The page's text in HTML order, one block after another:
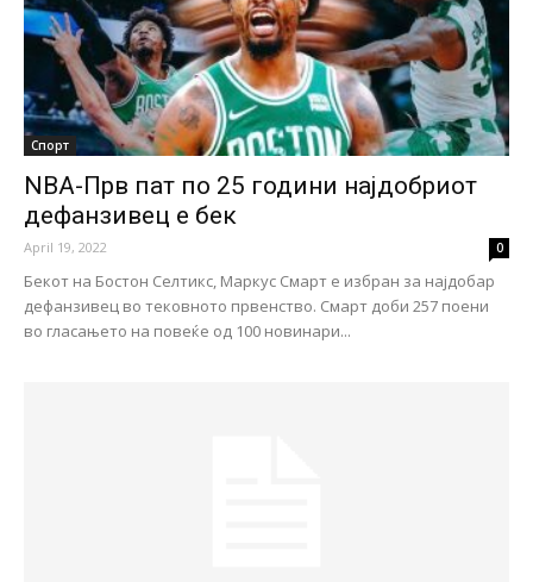
Спорт
NBA-Прв пат по 25 години најдобриот
дефанзивец е бек
April 19, 2022 0
Бекот на Бостон Селтикс, Маркус Смарт е избран за најдобар
дефанзивец во тековното првенство. Смарт доби 257 поени
во гласањето на повеќе од 100 новинари...